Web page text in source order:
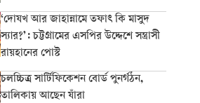
‘দোযখ আর জাহান্নামে তফাৎ কি মাসুদ
স্যার?’: চট্টগ্রামের এসপির উদ্দেশে সন্ত্রাসী
রায়হানের পোস্ট
চলচ্চিত্র সার্টিফিকেশন বোর্ড পুনর্গঠন,
তালিকায় আছেন যাঁরা